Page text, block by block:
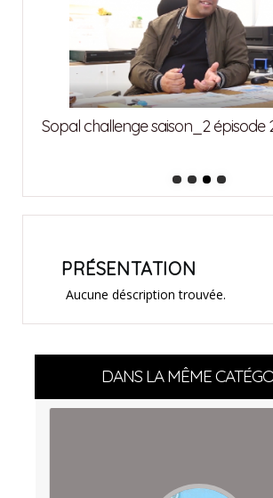
Sopal challenge saison_2 épisode
PRÉSENTATION
Aucune déscription trouvée.
DANS LA MÊME